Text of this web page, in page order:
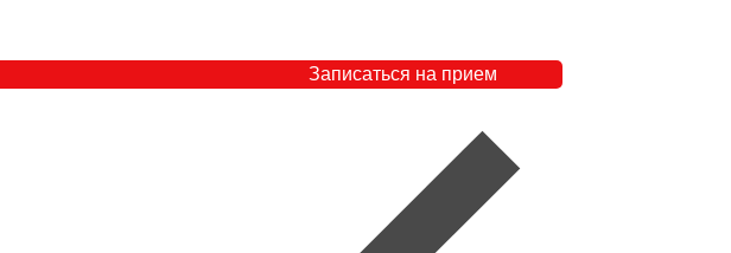
Записаться на прием